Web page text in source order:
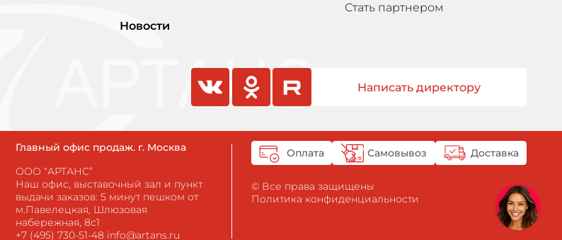
Новости
Стать партнером
vkontakteodnoklasniki rutube
Написать директору
Главный офис продаж. г. Москва
ООО “АРТАНС”
Наш офис, выставочный зал и пункт
выдачи заказов: 5 минут пешком от
м.Павелецкая, Шлюзовая
набережная, 8с1
+7 (495) 730-51-48 info@artans.ru
Оплата Самовывоз Доставка
© Все права защищены
Политика конфиденциальности